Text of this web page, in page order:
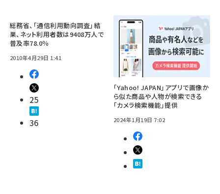
総務省、「通信利用動向調査」結
果、ネット利用者数は9408万人で
普及率78.0％
2010年4月29日 1:41
25
36
「Yahoo! JAPAN」アプリで画像か
ら似た商品や人物が検索できる
「カメラ検索機能」提供
2024年1月19日 7:02